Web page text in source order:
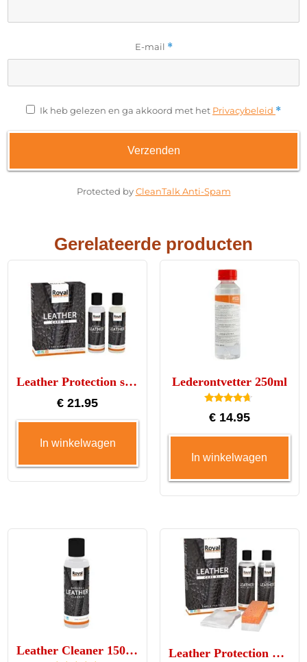
E-mail *
Ik heb gelezen en ga akkoord met het Privacybeleid *
Protected byCleanTalk Anti-Spam
Gerelateerde producten
Leather Protection set 2x150ml
€ 21.95
In winkelwagen
Lederontvetter 250ml
rd
uit 5
€14.95
In winkelwagen
Leather Cleaner 150 ml
Leather Protection MAXI set 2×250 ml